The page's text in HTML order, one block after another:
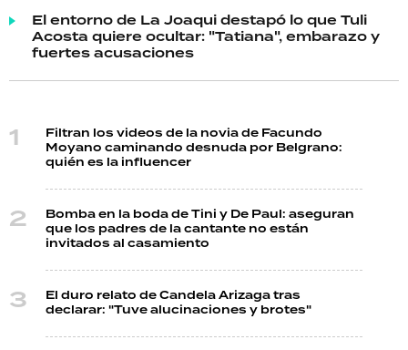
El entorno de La Joaqui destapó lo que Tuli
Acosta quiere ocultar: "Tatiana", embarazo y
fuertes acusaciones
Filtran los videos de la novia de Facundo
Moyano caminando desnuda por Belgrano:
quién es la influencer
Bomba en la boda de Tini y De Paul: aseguran
que los padres de la cantante no están
invitados al casamiento
El duro relato de Candela Arizaga tras
declarar: "Tuve alucinaciones y brotes"